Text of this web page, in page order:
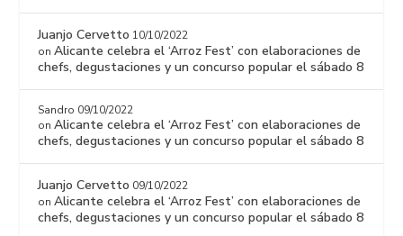
Juanjo Cervetto 10/10/2022
onAlicante celebra el ‘Arroz Fest’ con elaboraciones de
chefs, degustaciones y un concurso popular el sábado 8
Sandro 09/10/2022
onAlicante celebra el ‘Arroz Fest’ con elaboraciones de
chefs, degustaciones y un concurso popular el sábado 8
Juanjo Cervetto 09/10/2022
onAlicante celebra el ‘Arroz Fest’ con elaboraciones de
chefs, degustaciones y un concurso popular el sábado 8